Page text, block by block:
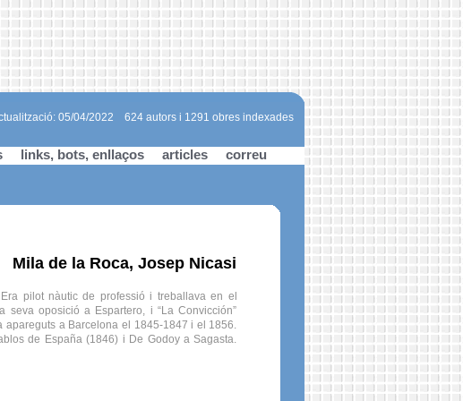
624 autors i 1291 obres indexades
05/04/2022
links, bots, enllaços articles correu
Mila de la Roca, Josep Nicasi
pilot nàutic de professió i treballava en el
seva oposició a Espartero, i “La Convicción”
a Barcelona el 1845-1847 i el 1856.
de España (1846) i De Godoy a Sagasta.